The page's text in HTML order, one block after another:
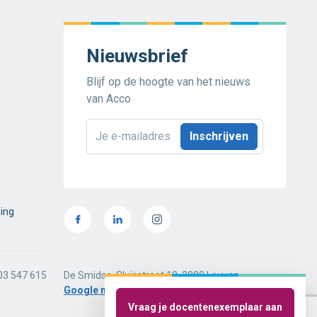
Vraag je docentenexemplaar aan
Nieuwsbrief
Blijf op de hoogte van het nieuws
van Acco
547 615
De Smidse, Sluisstraat 10, 3000 Leuven
Google maps